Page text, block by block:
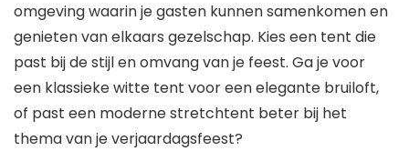
omgeving waarin je gasten kunnen samenkomen en
genieten van elkaars gezelschap. Kies een tent die
past bij de stijl en omvang van je feest. Ga je voor
een klassieke witte tent voor een elegante bruiloft,
of past een moderne stretchtent beter bij het
thema van je verjaardagsfeest?